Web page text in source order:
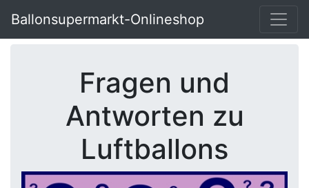
Ballonsupermarkt-Onlineshop
Fragen und
Antworten zu
Luftballons